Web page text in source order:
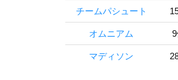
チームパシュート
オムニアム
マディソン